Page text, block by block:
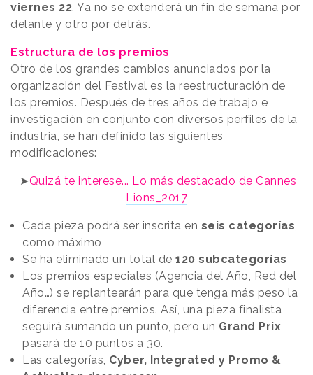
viernes 22. Ya no se extenderá un fin de semana por
delante y otro por detrás.
Estructura de los premios
Otro de los grandes cambios anunciados por la
organización del Festival es la reestructuración de
los premios. Después de tres años de trabajo e
investigación en conjunto con diversos perfiles de la
industria, se han definido las siguientes
modificaciones:
➤Quizá te interese... Lo más destacado de Cannes
Lions_2017
Cada pieza podrá ser inscrita en seis categorías,
como máximo
Se ha eliminado un total de 120 subcategorías
Los premios especiales (Agencia del Año, Red del
Año…) se replantearán para que tenga más peso la
diferencia entre premios. Así, una pieza finalista
seguirá sumando un punto, pero un Grand Prix
pasará de 10 puntos a 30.
Las categorías, Cyber, Integrated y Promo &